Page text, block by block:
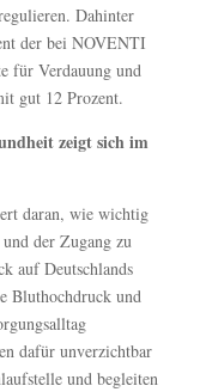
Dahinter
der bei NOVENTI
für Verdauung und
gut 12 Prozent.
zeigt sich im
daran, wie wichtig
der Zugang zu
auf Deutschlands
Bluthochdruck und
dafür unverzichtbar
und begleiten